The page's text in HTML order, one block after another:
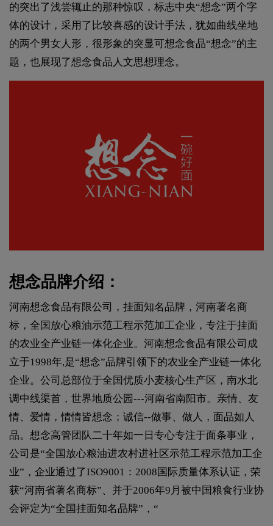
的突出了浅尝辄止的那种惊叹，标志中央“想念”两个字
体的设计，采用了比较喜感的设计手法，犹如曲线坐地
的两个男女人形，很形象的突显可想念食品“想念”的主
题，也展现了想念食品人文思想理念。
想念品牌介绍：
河南想念食品有限公司，挂面知名品牌，河南著名商
标，全国放心粮油示范工程示范加工企业，专注于挂面
的农业全产业链一体化企业。河南想念食品有限公司成
立于1998年,是“想念”品牌引领下的农业全产业链一体化
企业。公司总部位于全国优质小麦核心生产区，南水北
调中线渠首，世界地质公园---河南省南阳市。亲情、友
情、爱情，情情皆想念；诚信--做事、做人，面品如人
品。想念高管团队二十年如一日专心专注于面条事业，
公司是“全国放心粮油进农村进社区示范工程示范加工企
业”，企业通过了ISO9001：2008国际质量体系认证，荣
获“河南省著名商标”、并于2006年9月被中国粮食行业协
会评定为“全国挂面知名品牌”，“